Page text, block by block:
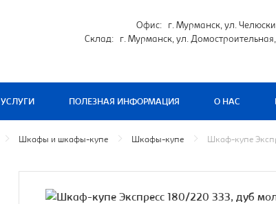
Офис: г. Мурманск, ул.
Склад: г. Мурманск, ул. Домостроительная,
УСЛУГИ ПОЛЕЗНАЯ ИНФОРМАЦИЯ О НАС
Шкафы и шкафы-купе Шкафы-купе Шкаф-купе